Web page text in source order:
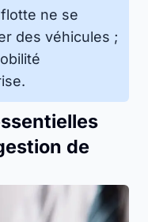
ne se
des véhicules ;
de